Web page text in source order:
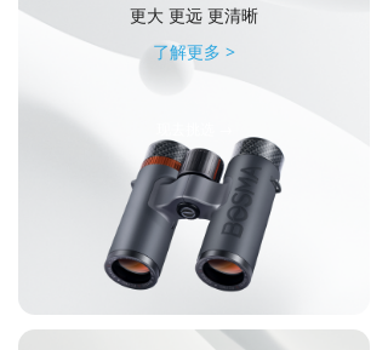
更大 更远 更清晰
了解更多 >